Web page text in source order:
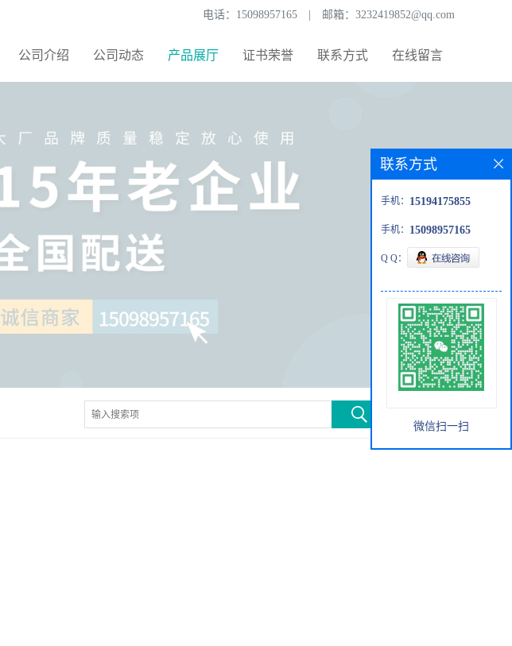
电话： 15098957165 邮箱： 3232419852@qq.com
公司介绍 公司动态 产品展厅 证书荣誉 联系方式 在线留言
联系方式
手机： 15194175855
手机： 15098957165
Q Q：
微信扫一扫